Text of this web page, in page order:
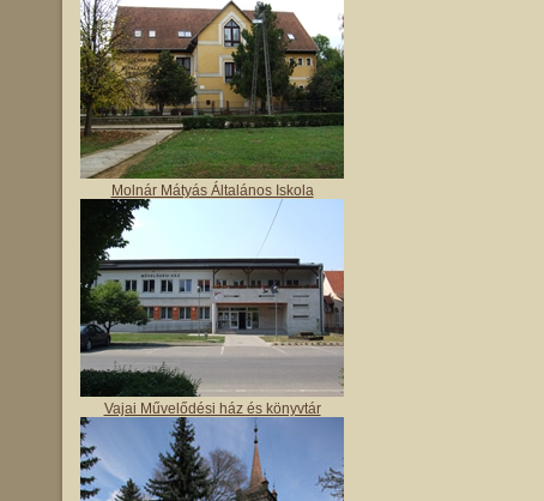
Molnár Mátyás Általános Iskola
Vajai Művelődési ház és könyvtár